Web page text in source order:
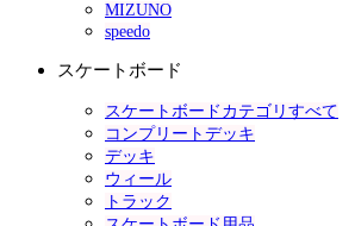
MIZUNO
speedo
スケートボード
スケートボードカテゴリすべて
コンプリートデッキ
デッキ
ウィール
トラック